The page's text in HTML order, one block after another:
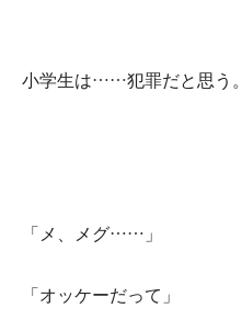
小学生は……犯罪だと思う。
「メ、メグ……」
「オッケーだって」